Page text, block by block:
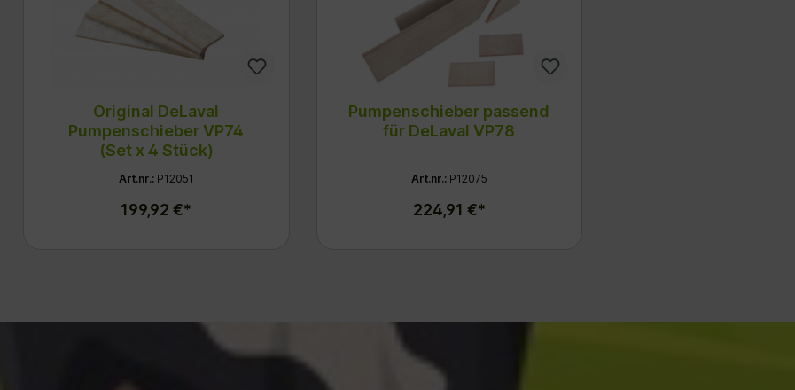
Original DeLaval
Pumpenschieber VP74
(Set x 4 Stück)
Art.nr.: P12051
199,92 €*
Pumpenschieber passend
für DeLaval VP78
Art.nr.: P12075
224,91 €*